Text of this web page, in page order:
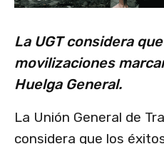
La UGT considera
movilizaciones
Huelga General.
La Unión General de
considera que los